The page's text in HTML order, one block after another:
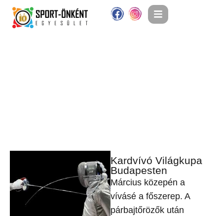
Kardvívó Világkupa
Budapesten
Március közepén a
vívásé a főszerep. A
párbajtőrözők után